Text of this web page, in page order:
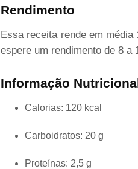
Rendimento
Essa receita rende em média
espere um rendimento de 8 a
Informação
Calorias: 120 kcal
Carboidratos: 20 g
Proteínas: 2,5 g